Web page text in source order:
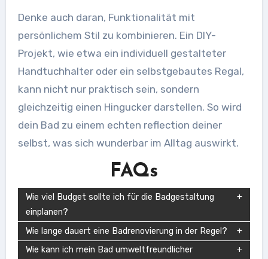
Denke auch daran, Funktionalität mit
persönlichem Stil zu kombinieren. Ein DIY-
Projekt, wie etwa ein individuell gestalteter
Handtuchhalter oder ein selbstgebautes Regal,
kann nicht nur praktisch sein, sondern
gleichzeitig einen Hingucker darstellen. So wird
dein Bad zu einem echten reflection deiner
selbst, was sich wunderbar im Alltag auswirkt.
FAQs
Wie viel Budget sollte ich für die Badgestaltung
einplanen?
Wie lange dauert eine Badrenovierung in der Regel?
Wie kann ich mein Bad umweltfreundlicher